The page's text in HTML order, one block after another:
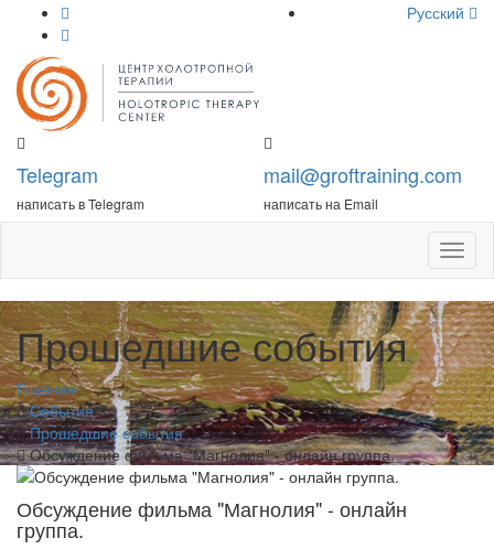
Русский
Telegram
написать в Telegram
mail@groftraining.com
написать на Email
меню
Прошедшие события
Главная
События
Прошедшие события
Обсуждение фильма "Магнолия" - онлайн группа.
Обсуждение фильма "Магнолия" - онлайн
группа.